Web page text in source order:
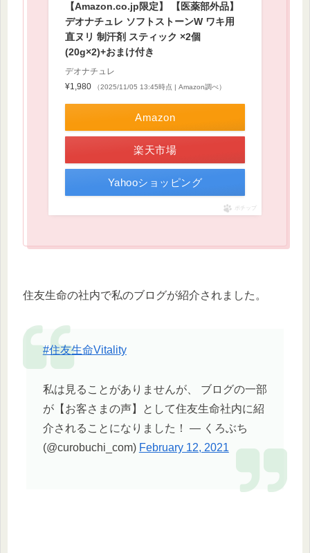
【Amazon.co.jp限定】 【医薬部外品】
デオナチュレ ソフトストーンW ワキ用
直ヌリ 制汗剤 スティック ×2個
(20g×2)+おまけ付き
デオナチュレ
¥1,980
（2025/11/05 13:45時点 | Amazon調べ）
Amazon
楽天市場
Yahooショッピング
ポチップ
住友生命の社内で私のブログが紹介されました。
#住友生命Vitality
私は見ることがありませんが、 ブログの一部
が【お客さまの声】として住友生命社内に紹
介されることになりました！ — くろぶち
(@curobuchi_com) February 12, 2021